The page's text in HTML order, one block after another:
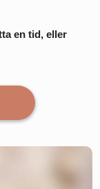
en tid, eller